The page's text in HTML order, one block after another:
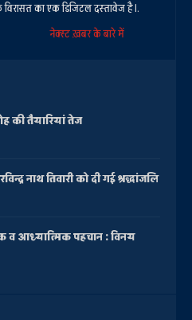
का एक डिजिटल दस्तावेज है।.
नेक्स्ट ख़बर के बारे में
की तैयारियां तेज
नाथ तिवारी को दी गई श्रद्धांजलि
व आध्यात्मिक पहचान : विनय